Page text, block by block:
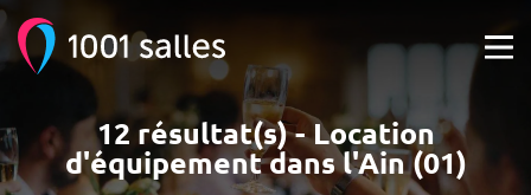
12 résultat(s) - Location
d'équipement dans l'Ain (01)